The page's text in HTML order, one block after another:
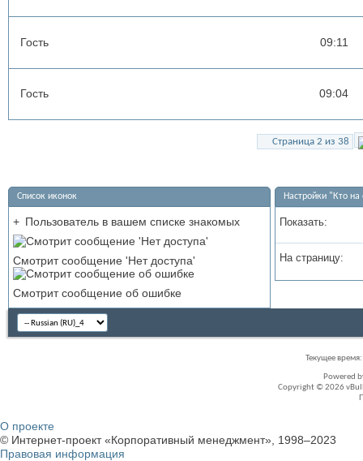
Гость 09:11
Гость 09:04
Страница 2 из 38
Список иконок
+ Пользователь в вашем списке знакомых
Смотрит сообщение 'Нет доступа'
Смотрит сообщение об ошибке
Настройки "Кто на
Показать:
На страницу:
Текущее время:
Powered
Copyright © 2026
О проекте
© Интернет-проект «Корпоративный менеджмент», 1998–2023
Правовая информация